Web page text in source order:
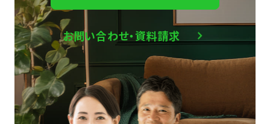
お問い合わせ・資料請求